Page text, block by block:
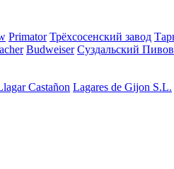
Primator Трёхсосенский завод
Budweiser Суздальский
Castañon Lagares de Gijon S.L.